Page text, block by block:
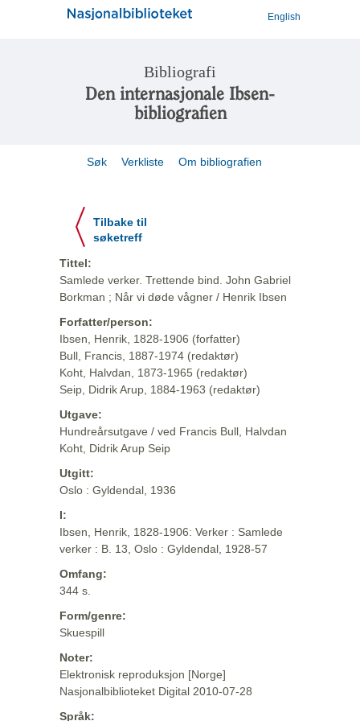
English
Bibliografi
Den internasjonale Ibsen-
bibliografien
Søk Verkliste Om bibliografien
Tilbake til
søketreff
Tittel:
Samlede verker. Trettende bind. John Gabriel
Borkman ; Når vi døde vågner / Henrik Ibsen
Forfatter/person:
Ibsen, Henrik, 1828-1906 (forfatter)
Bull, Francis, 1887-1974 (redaktør)
Koht, Halvdan, 1873-1965 (redaktør)
Seip, Didrik Arup, 1884-1963 (redaktør)
Utgave:
Hundreårsutgave / ved Francis Bull, Halvdan
Koht, Didrik Arup Seip
Utgitt:
Oslo : Gyldendal, 1936
I:
Ibsen, Henrik, 1828-1906: Verker : Samlede
verker : B. 13, Oslo : Gyldendal, 1928-57
Omfang:
344 s.
Form/genre:
Skuespill
Noter:
Elektronisk reproduksjon [Norge]
Nasjonalbiblioteket Digital 2010-07-28
Språk: